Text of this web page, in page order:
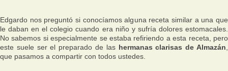
Edgardo nos preguntó si conocíamos alguna receta similar a una que
le daban en el colegio cuando era niño y sufría dolores estomacales.
No sabemos si especialmente se estaba refiriendo a esta receta, pero
este suele ser el preparado de las hermanas clarisas de Almazán
que pasamos a compartir con todos ustedes.